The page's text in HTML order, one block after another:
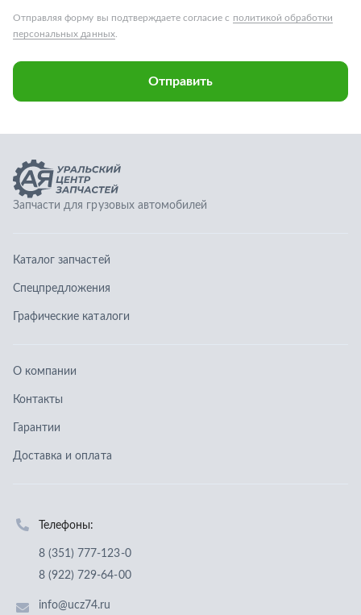
Запчасти для грузовых автомобилей
Каталог запчастей
Спецпредложения
О компании
Контакты
Доставка и оплата
Отправить заявку